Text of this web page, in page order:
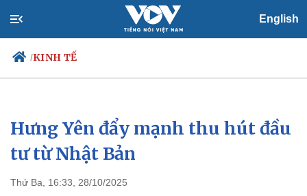
English
/KINH TẾ
Chính trị
Đảng
Tổ chức nhân sự
Nhận diện sự thật
Xã hội
Hưng Yên đẩy mạnh thu hút đầu
tư từ Nhật Bản
Thứ Ba, 16:33, 28/10/2025